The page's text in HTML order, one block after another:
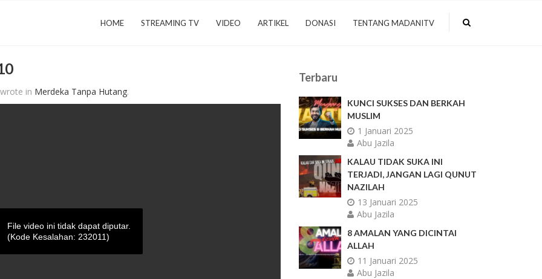
HOME STREAMING TV VIDEO ARTIKEL DONASI TENTANG MADANITV
in Merdeka Tanpa Hutang.
File video ini tidak dapat diputar.
(Kode Kesalahan: 232011)
Terbaru
KUNCI SUKSES DAN BERKAH
MUSLIM
1 Januari 2025
Abu Jazila
KALAU TIDAK SUKA INI
TERJADI, JANGAN LAGI QUNUT
NAZILAH
13 Januari 2025
Abu Jazila
8 AMALAN YANG DICINTAI
ALLAH
11 Januari 2025
Abu Jazila